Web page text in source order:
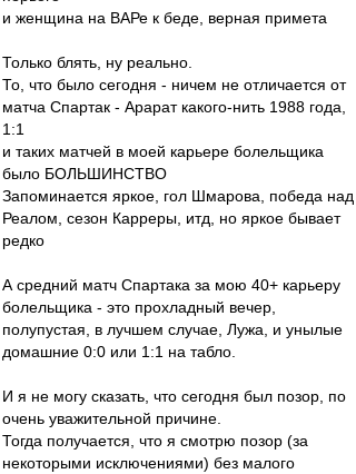
и женщина на ВАРе к беде, верная примета
Только блять, ну реально.
То, что было сегодня - ничем не отличается от
матча Спартак - Арарат какого-нить 1988 года,
1:1
и таких матчей в моей карьере болельщика
было БОЛЬШИНСТВО
Запоминается яркое, гол Шмарова, победа над
Реалом, сезон Карреры, итд, но яркое бывает
редко
А средний матч Спартака за мою 40+ карьеру
болельщика - это прохладный вечер,
полупустая, в лучшем случае, Лужа, и унылые
домашние 0:0 или 1:1 на табло.
И я не могу сказать, что сегодня был позор, по
очень уважительной причине.
Тогда получается, что я смотрю позор (за
некоторыми исключениями) без малого